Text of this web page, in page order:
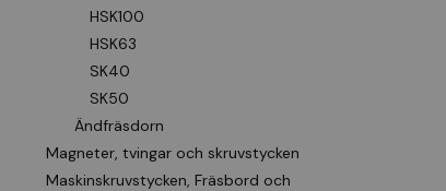
HSK100
HSK63
SK40
SK50
Ändfräsdorn
Magneter, tvingar och skruvstycken
Maskinskruvstycken, Fräsbord och